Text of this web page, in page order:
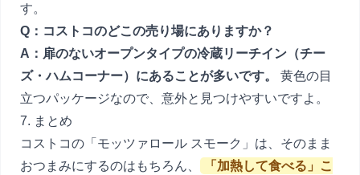
す。
Q：コストコのどこの売り場にありますか？
A：扉のないオープンタイプの冷蔵リーチイン（チー
ズ・ハムコーナー）にあることが多いです。
黄色の目
立つパッケージなので、意外と見つけやすいですよ。
7. まとめ
コストコの「モッツァロール スモーク」は、そのまま
おつまみにするのはもちろん、
「加熱して食べる」こ